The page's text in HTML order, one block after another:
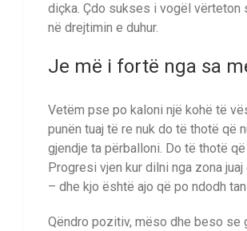
diçka. Çdo sukses i vogël vërteton
në drejtimin e duhur.
Je më i fortë nga sa
Vetëm pse po kaloni një kohë të
punën tuaj të re nuk do të thotë që
gjendje ta përballoni. Do të thotë
Progresi vjen kur dilni nga zona
– dhe kjo është ajo që po ndodh
Qëndro pozitiv, mëso dhe beso se